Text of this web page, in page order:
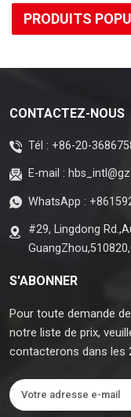
PRODUITS
CONTACTEZ-NOUS
Tél : +86-20-
E-mail :
WhatsApp :
#29, Lingdong
S'ABONNER
Pour toute demande
notre liste de prix,
contacterons dans les